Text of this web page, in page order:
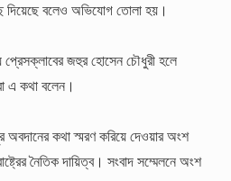
দিয়েছে বলেও অভিযোগ তোলা হয়।
প্রেসক্লাবের জহুর হোসেন চৌধুরী হলে
এ কথা বলেন।
অবদানের কথা স্মরণ করিয়ে দেওয়ার অংশ
নৈতিক দায়িত্ব। সংবাদ সম্মেলনে অংশ